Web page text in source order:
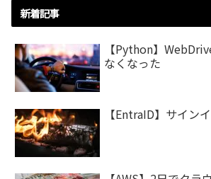
新着記事
【Python】
なくなった
【EntraID】サイン